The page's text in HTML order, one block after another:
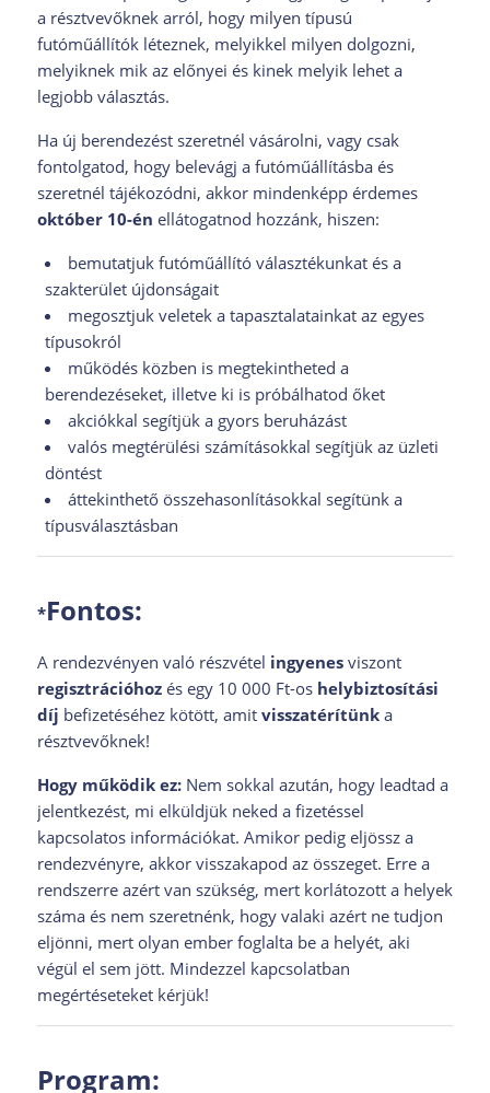
a résztvevőknek arról, hogy milyen típusú
futóműállítók léteznek, melyikkel milyen dolgozni,
melyiknek mik az előnyei és kinek melyik lehet a
legjobb választás.
Ha új berendezést szeretnél vásárolni, vagy csak
fontolgatod, hogy belevágj a futóműállításba és
szeretnél tájékozódni, akkor mindenképp érdemes
október 10-én ellátogatnod hozzánk, hiszen:
bemutatjuk futóműállító választékunkat és a
szakterület újdonságait
megosztjuk veletek a tapasztalatainkat az egyes
típusokról
működés közben is megtekintheted a
berendezéseket, illetve ki is próbálhatod őket
akciókkal segítjük a gyors beruházást
valós megtérülési számításokkal segítjük az üzleti
döntést
áttekinthető összehasonlításokkal segítünk a
típusválasztásban
*Fontos:
A rendezvényen való részvétel ingyenesviszont
regisztrációhozés egy 10 000 Ft-os helybiztosítási
díj befizetéséhez kötött, amitvisszatérítünka
résztvevőknek!
Hogy működik ez:Nem sokkal azután, hogy leadtad a
jelentkezést, mi elküldjük neked a fizetéssel
kapcsolatos információkat. Amikor pedig eljössz a
rendezvényre, akkor visszakapod az összeget. Erre a
rendszerre azért van szükség, mert korlátozott a helyek
száma és nem szeretnénk, hogy valaki azért ne tudjon
eljönni, mert olyan ember foglalta be a helyét, aki
végül el sem jött. Mindezzel kapcsolatban
megértéseteket kérjük!
Program: